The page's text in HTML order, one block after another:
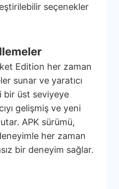
seçenekler
Edition her zaman
sunar ve yaratıcı
bir üst seviyeye
gelişmiş ve yeni
APK sürümü,
her zaman
bir deneyim sağlar.